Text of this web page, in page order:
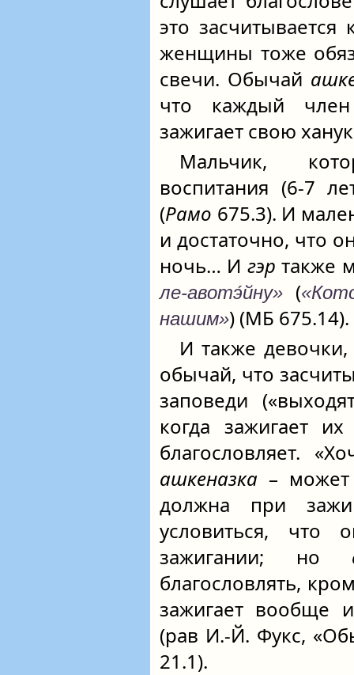
это
женщины тоже
свечи. Обычай
что каждый
зажигает свою
Мальчик,
воспитания (6-7
(Рамо 675.3). И
и достаточно, что
ночь… И гэр также
ле-авотэ́йну» (
нашим») (МБ 675.14).
И также
обычай, что
заповеди
когда зажигает
благословляет.
ашкеназка – может
должна при
условиться, что
зажигании; но
благословлять,
зажигает вообще
(рав И.-Й. Фукс,
21.1).